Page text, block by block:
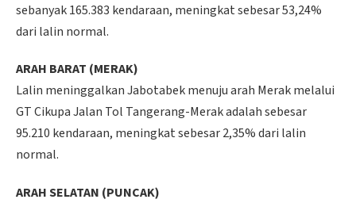
sebanyak 165.383 kendaraan, meningkat sebesar 53,24%
dari lalin normal.
ARAH BARAT (MERAK)
Lalin meninggalkan Jabotabek menuju arah Merak melalui
GT Cikupa Jalan Tol Tangerang-Merak adalah sebesar
95.210 kendaraan, meningkat sebesar 2,35% dari lalin
normal.
ARAH SELATAN (PUNCAK)